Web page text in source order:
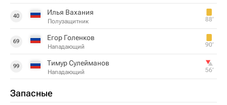
40 Илья Вахания
Полузащитник 88‎’‎
69 Егор Голенков
Нападающий 90‎’‎
99 Тимур Сулейманов
Нападающий 56‎’‎
Запасные